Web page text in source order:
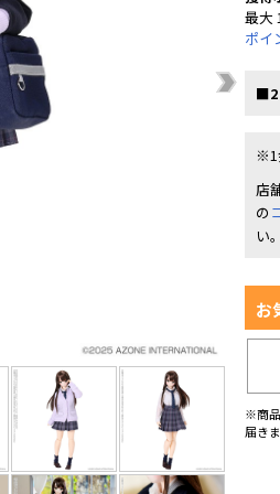
最大
ポイ
※1
店
の
い
お
※商
届き